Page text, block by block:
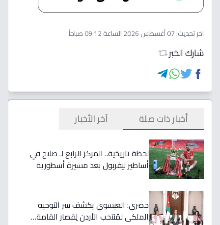
اخر تحديث:07 أغسطس 2026 الساعة 09:12 صباحاً
شارك الخبر
أخبار ذات صلة آخر الأخبار
لحظة تاريخية.. المركز الرابع لـ صلاح في
أساطير ليفربول بعد مسيرة أسطورية
حصري: العيسوي يكشف سر التوجيه
الملكي لمُنتخب الأردن لِقصار القامة…